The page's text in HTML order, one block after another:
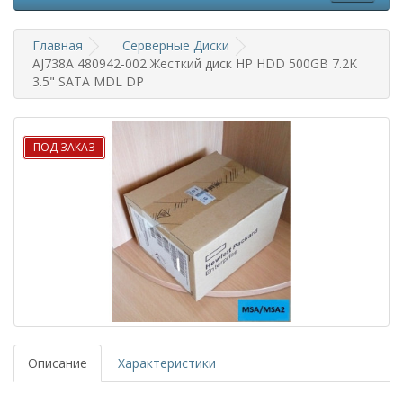
Главная
Серверные Диски
AJ738A 480942-002 Жесткий диск HP HDD 500GB 7.2K
3.5" SATA MDL DP
ПОД ЗАКАЗ
Описание Характеристики